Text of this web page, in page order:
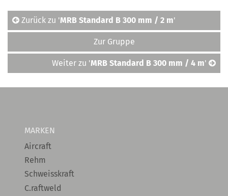
Zurück zu 'MRB Standard B 300 mm / 2 m'
Zur Gruppe
Weiter zu 'MRB Standard B 300 mm / 4 m'
MARKEN
Aircraft
Rehm
Schweisskraft
C.raftweld